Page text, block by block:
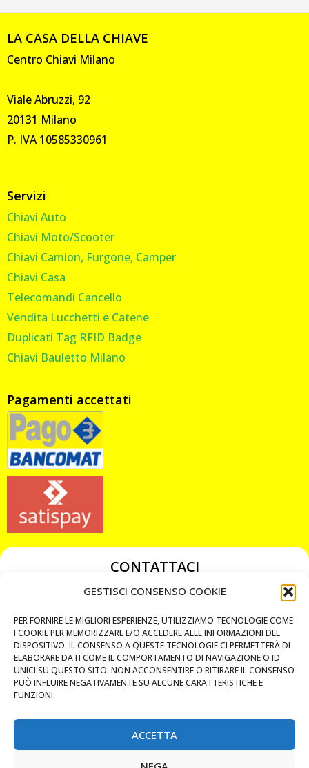
GESTISCI CONSENSO COOKIE
PER FORNIRE LE MIGLIORI ESPERIENZE, UTILIZZIAMO TECNOLOGIE COME
I COOKIE PER MEMORIZZARE E/O ACCEDERE ALLE INFORMAZIONI DEL
DISPOSITIVO. IL CONSENSO A QUESTE TECNOLOGIE CI PERMETTERÀ DI
ELABORARE DATI COME IL COMPORTAMENTO DI NAVIGAZIONE O ID
UNICI SU QUESTO SITO. NON ACCONSENTIRE O RITIRARE IL CONSENSO
PUÒ INFLUIRE NEGATIVAMENTE SU ALCUNE CARATTERISTICHE E
FUNZIONI.
ACCETTA
LA CASA DELLA CHIAVE
Centro Chiavi Milano
Viale Abruzzi, 92
20131 Milano
P. IVA 10585330961
Servizi
Chiavi Auto
Chiavi Moto/Scooter
Chiavi Camion, Furgone, Camper
Chiavi Casa
Telecomandi Cancello
Vendita Lucchetti e Catene
Duplicati Tag RFID Badge
Chiavi Bauletto Milano
Pagamenti accettati
CONTATTACI
349 3863811
chiavicodificate@gmail.com
Privacy Policy
Cookie Policy
MAPS